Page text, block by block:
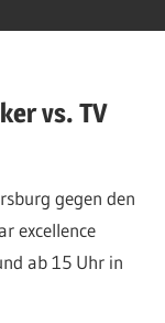
vs. TV
gegen den
excellence
ab 15 Uhr in